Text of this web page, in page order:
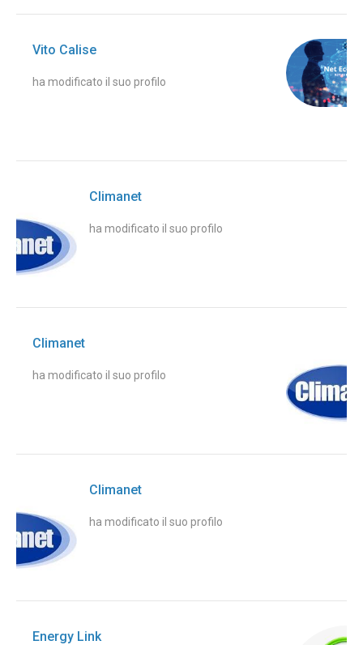
Vito Calise
ha modificato il suo profilo
Climanet
ha modificato il suo profilo
Climanet
ha modificato il suo profilo
Climanet
ha modificato il suo profilo
Energy Link